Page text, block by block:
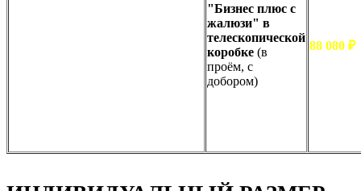
"Бизнес плюс с
жалюзи" в
телескопической
коробке (в
проём, с
добором)
88 080 ₽